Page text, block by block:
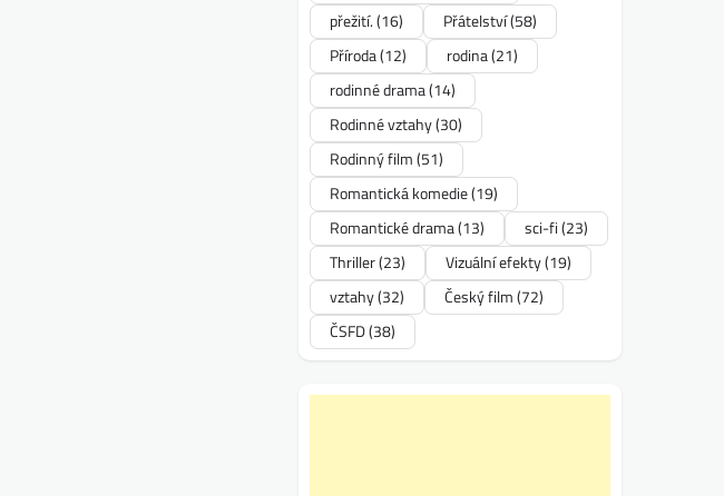
přežití.(16) Přátelství(58)
Příroda(12) rodina(21)
rodinné drama(14)
Rodinné vztahy(30)
Rodinný film(51)
Romantická komedie(19)
Romantické drama(13) sci-fi(23)
Thriller(23) Vizuální efekty(19)
vztahy(32) Český film(72)
ČSFD(38)